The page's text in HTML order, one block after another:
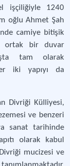
işçiliğiyle 1240
oğlu Ahmet Şah
camiye bitişik
ortak bir duvar
tam olarak
iki yapıyı da
Divriği Külliyesi,
ve benzeri
sanat tarihinde
olarak kabul
mucizesi ve